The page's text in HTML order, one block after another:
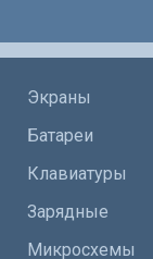
Экраны
Батареи
Клавиатуры
Зарядные
Микросхемы